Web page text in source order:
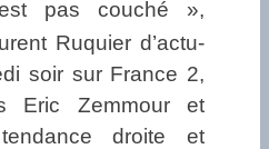
pas couché »,
Ruquier d’actu-
soir sur France 2,
Eric Zemmour et
droite et